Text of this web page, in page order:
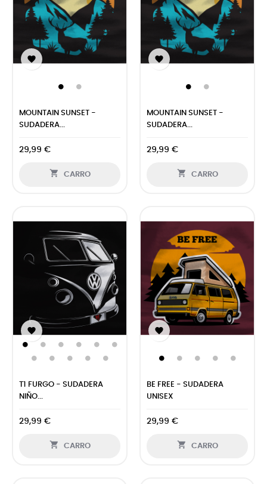

MOUNTAIN SUNSET -
SUDADERA...
29,99 €
 CARRO

MOUNTAIN SUNSET -
SUDADERA...
29,99 €
 CARRO

T1 FURGO - SUDADERA
NIÑO...
29,99 €
 CARRO

BE FREE - SUDADERA
UNISEX
29,99 €
 CARRO